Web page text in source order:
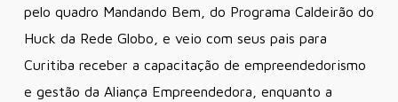
pelo quadro Mandando Bem, do Programa Caldeirão do
Huck da Rede Globo, e veio com seus pais para
Curitiba receber a capacitação de empreendedorismo
e gestão da Aliança Empreendedora, enquanto a